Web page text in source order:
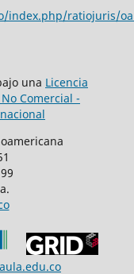
index.php/ratiojuris/
una Licencia
Comercial -